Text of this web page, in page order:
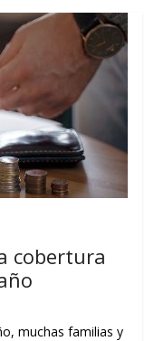
cobertura
muchas familias y